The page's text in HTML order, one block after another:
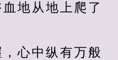
地从地上爬了
心中纵有万般